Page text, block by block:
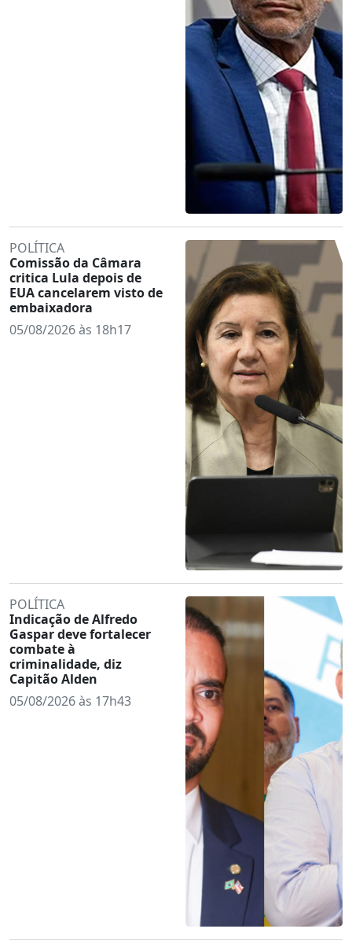
POLÍTICA
Comissão da Câmara
critica Lula depois de
EUA cancelarem visto de
embaixadora
05/08/2026 às 18h17
POLÍTICA
Indicação de Alfredo
Gaspar deve fortalecer
combate à
criminalidade, diz
Capitão Alden
05/08/2026 às 17h43